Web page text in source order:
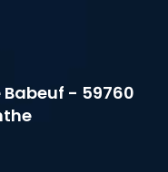
- 59760